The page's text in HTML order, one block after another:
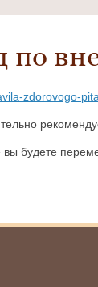
по
zdorovogo-
вы будете